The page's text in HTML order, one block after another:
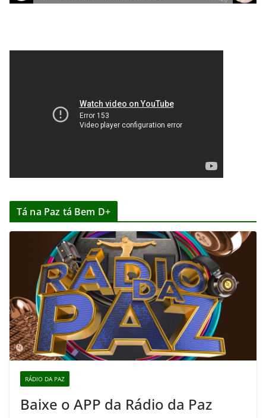
Tá na Paz tá Bem D+
RÁDIO DA PAZ
Baixe o APP da Rádio da Paz